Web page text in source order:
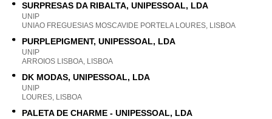
SURPRESAS DA RIBALTA, UNIPESSOAL, LDA
UNIP
UNIAO FREGUESIAS MOSCAVIDE PORTELA LOURES, LISBOA
PURPLEPIGMENT, UNIPESSOAL, LDA
UNIP
ARROIOS LISBOA, LISBOA
DK MODAS, UNIPESSOAL, LDA
UNIP
LOURES, LISBOA
PALETA DE CHARME - UNIPESSOAL, LDA